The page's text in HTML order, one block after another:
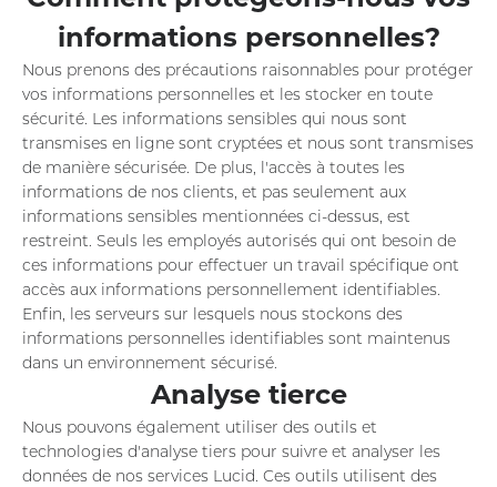
informations personnelles?
Nous prenons des précautions raisonnables pour protéger
vos informations personnelles et les stocker en toute
sécurité. Les informations sensibles qui nous sont
transmises en ligne sont cryptées et nous sont transmises
de manière sécurisée. De plus, l'accès à toutes les
informations de nos clients, et pas seulement aux
informations sensibles mentionnées ci-dessus, est
restreint. Seuls les employés autorisés qui ont besoin de
ces informations pour effectuer un travail spécifique ont
accès aux informations personnellement identifiables.
Enfin, les serveurs sur lesquels nous stockons des
informations personnelles identifiables sont maintenus
dans un environnement sécurisé.
Analyse tierce
Nous pouvons également utiliser des outils et
technologies d'analyse tiers pour suivre et analyser les
données de nos services Lucid. Ces outils utilisent des